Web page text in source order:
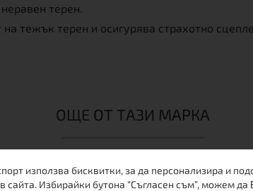
терен.
тежък терен и осигурява страхотно
ОЩЕ ОТ ТАЗИ МАРКА
използва бисквитки, за да персонализира и
сайта. Избирайки бутона “Съгласен съм”, можем да